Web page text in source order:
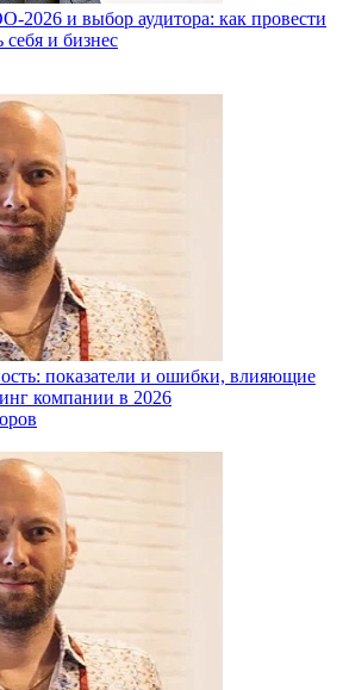
2026 и выбор аудитора: как провести
и бизнес
показатели и ошибки, влияющие
компании в 2026